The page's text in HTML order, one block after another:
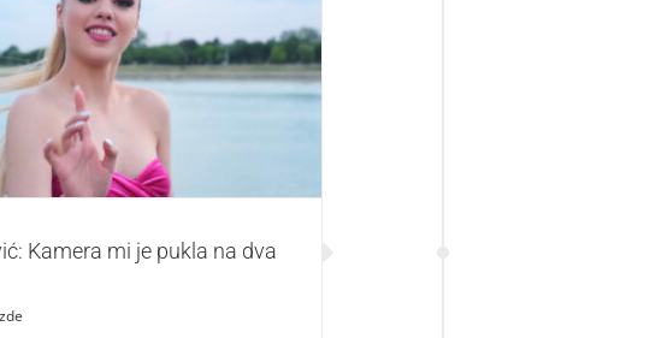
Kamera mi je pukla na dva dela!
Zvezde
Kamera mi je pukla na dva